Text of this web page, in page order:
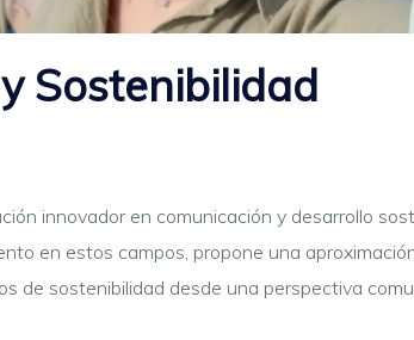
Sostenibilidad
innovador en comunicación y desarrollo
en estos campos, propone una
de sostenibilidad desde una perspectiva